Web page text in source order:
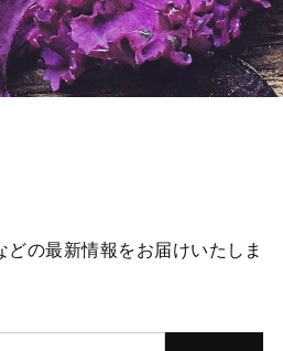
の最新情報をお届けいたしま